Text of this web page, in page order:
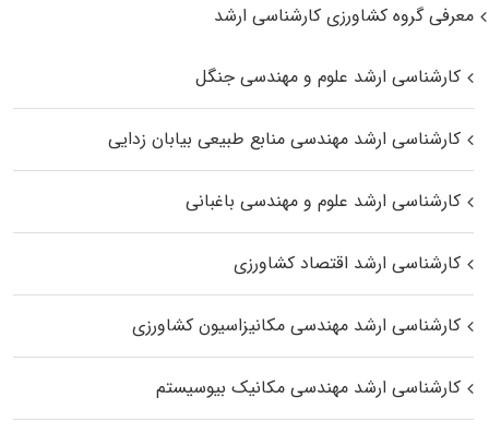
معرفی گروه کشاورزی کارشناسی ارشد
کارشناسی ارشد علوم و مهندسی جنگل
کارشناسی ارشد مهندسی منابع طبیعی بیابان زدایی
کارشناسی ارشد علوم و مهندسی باغبانی
کارشناسی ارشد اقتصاد کشاورزی
کارشناسی ارشد مهندسی مکانیزاسیون کشاورزی
کارشناسی ارشد مهندسی مکانیک بیوسیستم